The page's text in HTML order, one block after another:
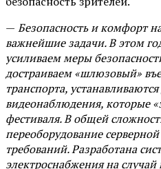
— Безопасность и комфорт
важнейшие задачи. В этом
усиливаем меры
достраиваем «шлюзовый»
транспорта,
видеонаблюдения, которые
фестиваля. В общей
переоборудование
требований. Разработана
электроснабжения на случай